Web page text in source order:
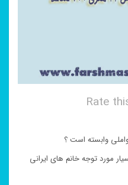
Rate
مورد توجه خانم های ایرانی